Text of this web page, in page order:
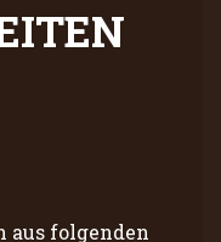
aus folgenden